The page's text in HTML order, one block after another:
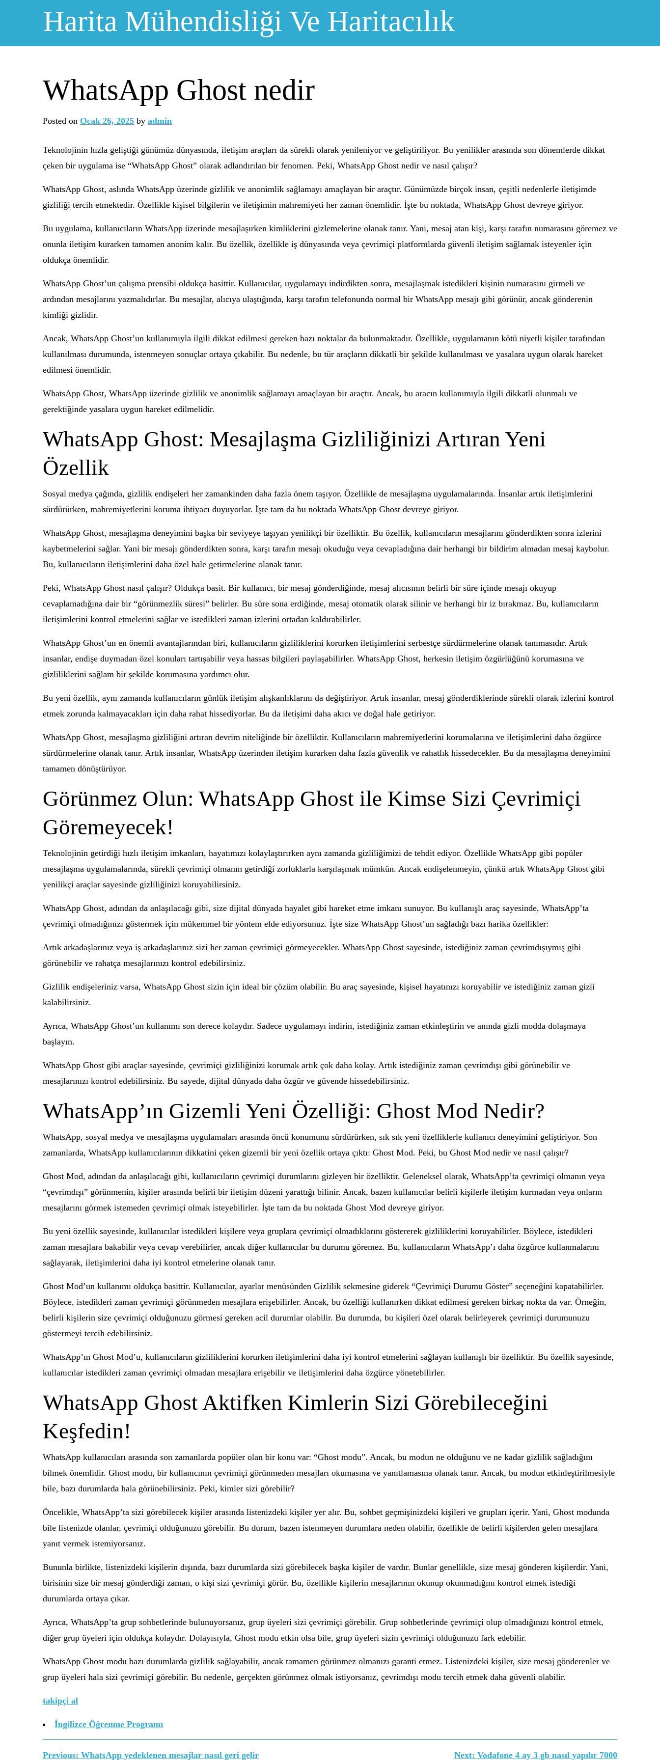
Harita Mühendisliği Ve Haritacılık
WhatsApp Ghost nedir
Posted on Ocak 26, 2025 by admin
Teknolojinin hızla geliştiği günümüz dünyasında, iletişim araçları da sürekli olarak yenileniyor ve geliştiriliyor. Bu yenilikler arasında son dönemlerde dikkat
çeken bir uygulama ise “WhatsApp Ghost” olarak adlandırılan bir fenomen. Peki, WhatsApp Ghost nedir ve nasıl çalışır?
WhatsApp Ghost, aslında WhatsApp üzerinde gizlilik ve anonimlik sağlamayı amaçlayan bir araçtır. Günümüzde birçok insan, çeşitli nedenlerle iletişimde
gizliliği tercih etmektedir. Özellikle kişisel bilgilerin ve iletişimin mahremiyeti her zaman önemlidir. İşte bu noktada, WhatsApp Ghost devreye giriyor.
Bu uygulama, kullanıcıların WhatsApp üzerinde mesajlaşırken kimliklerini gizlemelerine olanak tanır. Yani, mesaj atan kişi, karşı tarafın numarasını göremez ve
onunla iletişim kurarken tamamen anonim kalır. Bu özellik, özellikle iş dünyasında veya çevrimiçi platformlarda güvenli iletişim sağlamak isteyenler için
oldukça önemlidir.
WhatsApp Ghost’un çalışma prensibi oldukça basittir. Kullanıcılar, uygulamayı indirdikten sonra, mesajlaşmak istedikleri kişinin numarasını girmeli ve
ardından mesajlarını yazmalıdırlar. Bu mesajlar, alıcıya ulaştığında, karşı tarafın telefonunda normal bir WhatsApp mesajı gibi görünür, ancak gönderenin
kimliği gizlidir.
Ancak, WhatsApp Ghost’un kullanımıyla ilgili dikkat edilmesi gereken bazı noktalar da bulunmaktadır. Özellikle, uygulamanın kötü niyetli kişiler tarafından
kullanılması durumunda, istenmeyen sonuçlar ortaya çıkabilir. Bu nedenle, bu tür araçların dikkatli bir şekilde kullanılması ve yasalara uygun olarak hareket
edilmesi önemlidir.
WhatsApp Ghost, WhatsApp üzerinde gizlilik ve anonimlik sağlamayı amaçlayan bir araçtır. Ancak, bu aracın kullanımıyla ilgili dikkatli olunmalı ve
gerektiğinde yasalara uygun hareket edilmelidir.
WhatsApp Ghost: Mesajlaşma Gizliliğinizi Artıran Yeni
Özellik
Sosyal medya çağında, gizlilik endişeleri her zamankinden daha fazla önem taşıyor. Özellikle de mesajlaşma uygulamalarında. İnsanlar artık iletişimlerini
sürdürürken, mahremiyetlerini koruma ihtiyacı duyuyorlar. İşte tam da bu noktada WhatsApp Ghost devreye giriyor.
WhatsApp Ghost, mesajlaşma deneyimini başka bir seviyeye taşıyan yenilikçi bir özelliktir. Bu özellik, kullanıcıların mesajlarını gönderdikten sonra izlerini
kaybetmelerini sağlar. Yani bir mesajı gönderdikten sonra, karşı tarafın mesajı okuduğu veya cevapladığına dair herhangi bir bildirim almadan mesaj kaybolur.
Bu, kullanıcıların iletişimlerini daha özel hale getirmelerine olanak tanır.
Peki, WhatsApp Ghost nasıl çalışır? Oldukça basit. Bir kullanıcı, bir mesaj gönderdiğinde, mesaj alıcısının belirli bir süre içinde mesajı okuyup
cevaplamadığına dair bir “görünmezlik süresi” belirler. Bu süre sona erdiğinde, mesaj otomatik olarak silinir ve herhangi bir iz bırakmaz. Bu, kullanıcıların
iletişimlerini kontrol etmelerini sağlar ve istedikleri zaman izlerini ortadan kaldırabilirler.
WhatsApp Ghost’un en önemli avantajlarından biri, kullanıcıların gizliliklerini korurken iletişimlerini serbestçe sürdürmelerine olanak tanımasıdır. Artık
insanlar, endişe duymadan özel konuları tartışabilir veya hassas bilgileri paylaşabilirler. WhatsApp Ghost, herkesin iletişim özgürlüğünü korumasına ve
gizliliklerini sağlam bir şekilde korumasına yardımcı olur.
Bu yeni özellik, aynı zamanda kullanıcıların günlük iletişim alışkanlıklarını da değiştiriyor. Artık insanlar, mesaj gönderdiklerinde sürekli olarak izlerini kontrol
etmek zorunda kalmayacakları için daha rahat hissediyorlar. Bu da iletişimi daha akıcı ve doğal hale getiriyor.
WhatsApp Ghost, mesajlaşma gizliliğini artıran devrim niteliğinde bir özelliktir. Kullanıcıların mahremiyetlerini korumalarına ve iletişimlerini daha özgürce
sürdürmelerine olanak tanır. Artık insanlar, WhatsApp üzerinden iletişim kurarken daha fazla güvenlik ve rahatlık hissedecekler. Bu da mesajlaşma deneyimini
tamamen dönüştürüyor.
Görünmez Olun: WhatsApp Ghost ile Kimse Sizi Çevrimiçi
Göremeyecek!
Teknolojinin getirdiği hızlı iletişim imkanları, hayatımızı kolaylaştırırken aynı zamanda gizliliğimizi de tehdit ediyor. Özellikle WhatsApp gibi popüler
mesajlaşma uygulamalarında, sürekli çevrimiçi olmanın getirdiği zorluklarla karşılaşmak mümkün. Ancak endişelenmeyin, çünkü artık WhatsApp Ghost gibi
yenilikçi araçlar sayesinde gizliliğinizi koruyabilirsiniz.
WhatsApp Ghost, adından da anlaşılacağı gibi, size dijital dünyada hayalet gibi hareket etme imkanı sunuyor. Bu kullanışlı araç sayesinde, WhatsApp’ta
çevrimiçi olmadığınızı göstermek için mükemmel bir yöntem elde ediyorsunuz. İşte size WhatsApp Ghost’un sağladığı bazı harika özellikler:
Artık arkadaşlarınız veya iş arkadaşlarınız sizi her zaman çevrimiçi görmeyecekler. WhatsApp Ghost sayesinde, istediğiniz zaman çevrimdışıymış gibi
görünebilir ve rahatça mesajlarınızı kontrol edebilirsiniz.
Gizlilik endişeleriniz varsa, WhatsApp Ghost sizin için ideal bir çözüm olabilir. Bu araç sayesinde, kişisel hayatınızı koruyabilir ve istediğiniz zaman gizli
kalabilirsiniz.
Ayrıca, WhatsApp Ghost’un kullanımı son derece kolaydır. Sadece uygulamayı indirin, istediğiniz zaman etkinleştirin ve anında gizli modda dolaşmaya
başlayın.
WhatsApp Ghost gibi araçlar sayesinde, çevrimiçi gizliliğinizi korumak artık çok daha kolay. Artık istediğiniz zaman çevrimdışı gibi görünebilir ve
mesajlarınızı kontrol edebilirsiniz. Bu sayede, dijital dünyada daha özgür ve güvende hissedebilirsiniz.
WhatsApp’ın Gizemli Yeni Özelliği: Ghost Mod Nedir?
WhatsApp, sosyal medya ve mesajlaşma uygulamaları arasında öncü konumunu sürdürürken, sık sık yeni özelliklerle kullanıcı deneyimini geliştiriyor. Son
zamanlarda, WhatsApp kullanıcılarının dikkatini çeken gizemli bir yeni özellik ortaya çıktı: Ghost Mod. Peki, bu Ghost Mod nedir ve nasıl çalışır?
Ghost Mod, adından da anlaşılacağı gibi, kullanıcıların çevrimiçi durumlarını gizleyen bir özelliktir. Geleneksel olarak, WhatsApp’ta çevrimiçi olmanın veya
“çevrimdışı” görünmenin, kişiler arasında belirli bir iletişim düzeni yarattığı bilinir. Ancak, bazen kullanıcılar belirli kişilerle iletişim kurmadan veya onların
mesajlarını görmek istemeden çevrimiçi olmak isteyebilirler. İşte tam da bu noktada Ghost Mod devreye giriyor.
Bu yeni özellik sayesinde, kullanıcılar istedikleri kişilere veya gruplara çevrimiçi olmadıklarını göstererek gizliliklerini koruyabilirler. Böylece, istedikleri
zaman mesajlara bakabilir veya cevap verebilirler, ancak diğer kullanıcılar bu durumu göremez. Bu, kullanıcıların WhatsApp’ı daha özgürce kullanmalarını
sağlayarak, iletişimlerini daha iyi kontrol etmelerine olanak tanır.
Ghost Mod’un kullanımı oldukça basittir. Kullanıcılar, ayarlar menüsünden Gizlilik sekmesine giderek “Çevrimiçi Durumu Göster” seçeneğini kapatabilirler.
Böylece, istedikleri zaman çevrimiçi görünmeden mesajlara erişebilirler. Ancak, bu özelliği kullanırken dikkat edilmesi gereken birkaç nokta da var. Örneğin,
belirli kişilerin size çevrimiçi olduğunuzu görmesi gereken acil durumlar olabilir. Bu durumda, bu kişileri özel olarak belirleyerek çevrimiçi durumunuzu
göstermeyi tercih edebilirsiniz.
WhatsApp’ın Ghost Mod’u, kullanıcıların gizliliklerini korurken iletişimlerini daha iyi kontrol etmelerini sağlayan kullanışlı bir özelliktir. Bu özellik sayesinde,
kullanıcılar istedikleri zaman çevrimiçi olmadan mesajlara erişebilir ve iletişimlerini daha özgürce yönetebilirler.
WhatsApp Ghost Aktifken Kimlerin Sizi Görebileceğini
Keşfedin!
WhatsApp kullanıcıları arasında son zamanlarda popüler olan bir konu var: “Ghost modu”. Ancak, bu modun ne olduğunu ve ne kadar gizlilik sağladığını
bilmek önemlidir. Ghost modu, bir kullanıcının çevrimiçi görünmeden mesajları okumasına ve yanıtlamasına olanak tanır. Ancak, bu modun etkinleştirilmesiyle
bile, bazı durumlarda hala görünebilirsiniz. Peki, kimler sizi görebilir?
Öncelikle, WhatsApp’ta sizi görebilecek kişiler arasında listenizdeki kişiler yer alır. Bu, sohbet geçmişinizdeki kişileri ve grupları içerir. Yani, Ghost modunda
bile listenizde olanlar, çevrimiçi olduğunuzu görebilir. Bu durum, bazen istenmeyen durumlara neden olabilir, özellikle de belirli kişilerden gelen mesajlara
yanıt vermek istemiyorsanız.
Bununla birlikte, listenizdeki kişilerin dışında, bazı durumlarda sizi görebilecek başka kişiler de vardır. Bunlar genellikle, size mesaj gönderen kişilerdir. Yani,
birisinin size bir mesaj gönderdiği zaman, o kişi sizi çevrimiçi görür. Bu, özellikle kişilerin mesajlarının okunup okunmadığını kontrol etmek istediği
durumlarda ortaya çıkar.
Ayrıca, WhatsApp’ta grup sohbetlerinde bulunuyorsanız, grup üyeleri sizi çevrimiçi görebilir. Grup sohbetlerinde çevrimiçi olup olmadığınızı kontrol etmek,
diğer grup üyeleri için oldukça kolaydır. Dolayısıyla, Ghost modu etkin olsa bile, grup üyeleri sizin çevrimiçi olduğunuzu fark edebilir.
WhatsApp Ghost modu bazı durumlarda gizlilik sağlayabilir, ancak tamamen görünmez olmanızı garanti etmez. Listenizdeki kişiler, size mesaj gönderenler ve
grup üyeleri hala sizi çevrimiçi görebilir. Bu nedenle, gerçekten görünmez olmak istiyorsanız, çevrimdışı modu tercih etmek daha güvenli olabilir.
takipçi al
İngilizce Öğrenme Programı
Previous: WhatsApp yedeklenen mesajlar nasıl geri gelir Next: Vodafone 4 ay 3 gb nasıl yapılır 7000